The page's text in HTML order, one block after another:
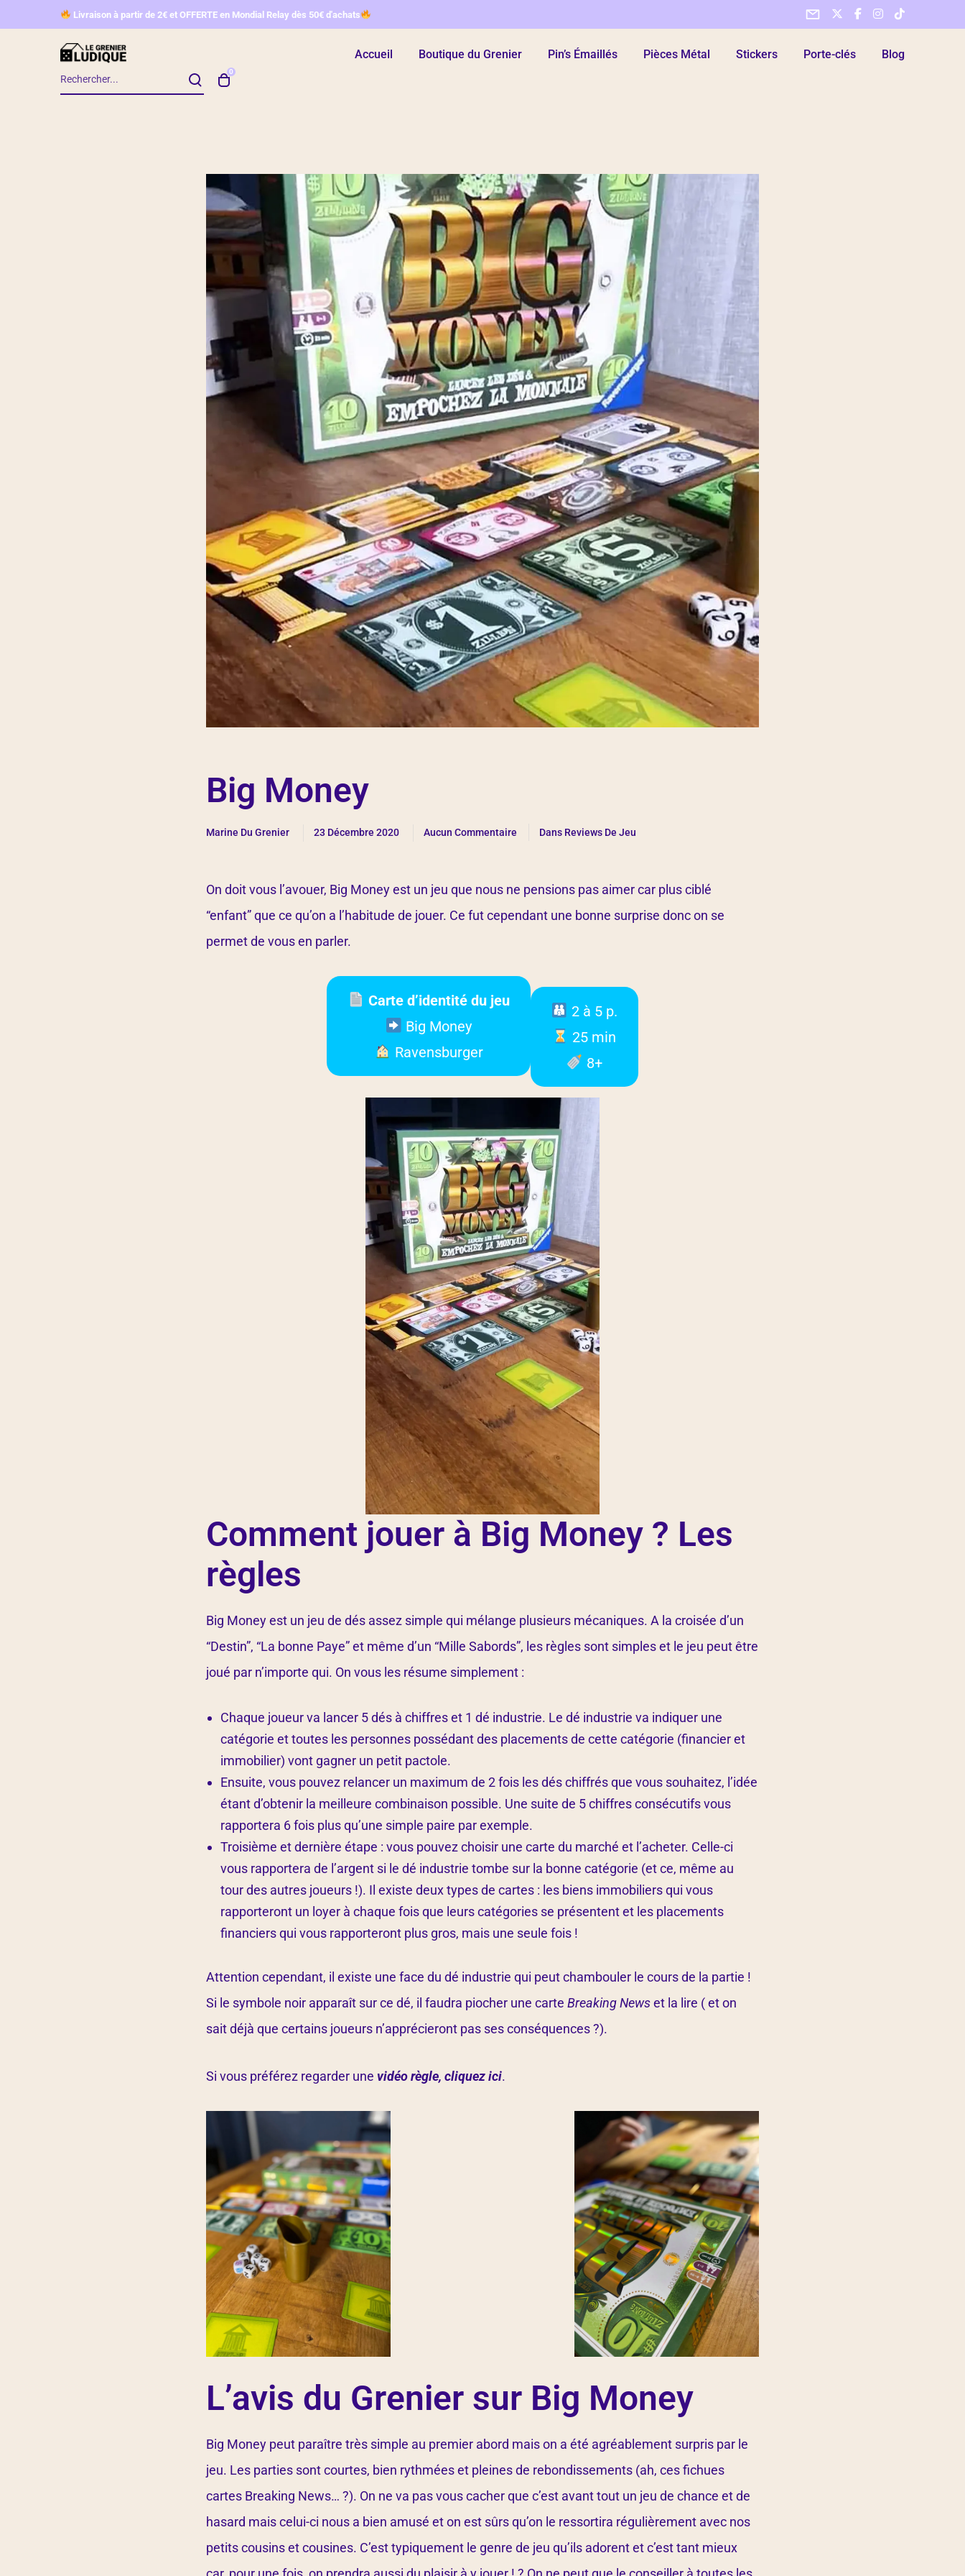
Livraison à partir de 2€ et OFFERTE en Mondial Relay dès 50€ d'achats
Accueil Boutique du Grenier Pin’s Émaillés Pièces Métal Stickers Porte-clés Blog
0
Big Money
Marine Du Grenier 23 Décembre 2020 Aucun Commentaire Dans Reviews De Jeu
On doit vous l’avouer, Big Money est un jeu que nous ne pensions pas aimer car plus ciblé
“enfant” que ce qu’on a l’habitude de jouer. Ce fut cependant une bonne surprise donc on se
permet de vous en parler.
Carte d’identité du jeu
Big Money
Ravensburger
2 à 5 p.
25 min
8+
Comment jouer à Big Money ? Les
règles
Big Money est un jeu de dés assez simple qui mélange plusieurs mécaniques. A la croisée d’un
“Destin”, “La bonne Paye” et même d’un “Mille Sabords”, les règles sont simples et le jeu peut être
joué par n’importe qui. On vous les résume simplement :
Chaque joueur va lancer 5 dés à chiffres et 1 dé industrie. Le dé industrie va indiquer une
catégorie et toutes les personnes possédant des placements de cette catégorie (financier et
immobilier) vont gagner un petit pactole.
Ensuite, vous pouvez relancer un maximum de 2 fois les dés chiffrés que vous souhaitez, l’idée
étant d’obtenir la meilleure combinaison possible. Une suite de 5 chiffres consécutifs vous
rapportera 6 fois plus qu’une simple paire par exemple.
Troisième et dernière étape : vous pouvez choisir une carte du marché et l’acheter. Celle-ci
vous rapportera de l’argent si le dé industrie tombe sur la bonne catégorie (et ce, même au
tour des autres joueurs !). Il existe deux types de cartes : les biens immobiliers qui vous
rapporteront un loyer à chaque fois que leurs catégories se présentent et les placements
financiers qui vous rapporteront plus gros, mais une seule fois !
Attention cependant, il existe une face du dé industrie qui peut chambouler le cours de la partie !
Si le symbole noir apparaît sur ce dé, il faudra piocher une carte Breaking Newset la lire ( et on
sait déjà que certains joueurs n’apprécieront pas ses conséquences ?).
Si vous préférez regarder une vidéo règle, cliquez ici.
L’avis du Grenier sur Big Money
Big Money peut paraître très simple au premier abord mais on a été agréablement surpris par le
jeu. Les parties sont courtes, bien rythmées et pleines de rebondissements (ah, ces fichues
cartes Breaking News… ?). On ne va pas vous cacher que c’est avant tout un jeu de chance et de
hasard mais celui-ci nous a bien amusé et on est sûrs qu’on le ressortira régulièrement avec nos
petits cousins et cousines. C’est typiquement le genre de jeu qu’ils adorent et c’est tant mieux